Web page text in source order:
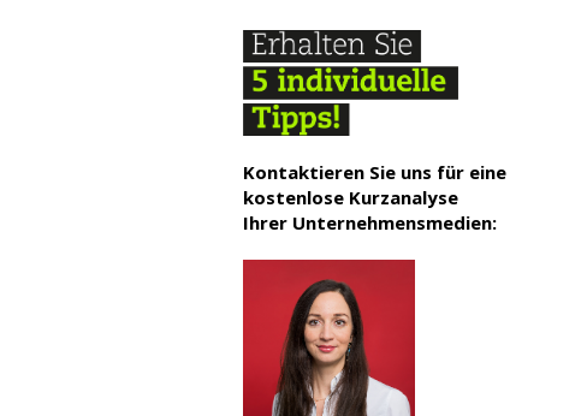
Kontaktieren Sie uns für eine
kostenlose Kurzanalyse
Ihrer Unternehmensmedien: